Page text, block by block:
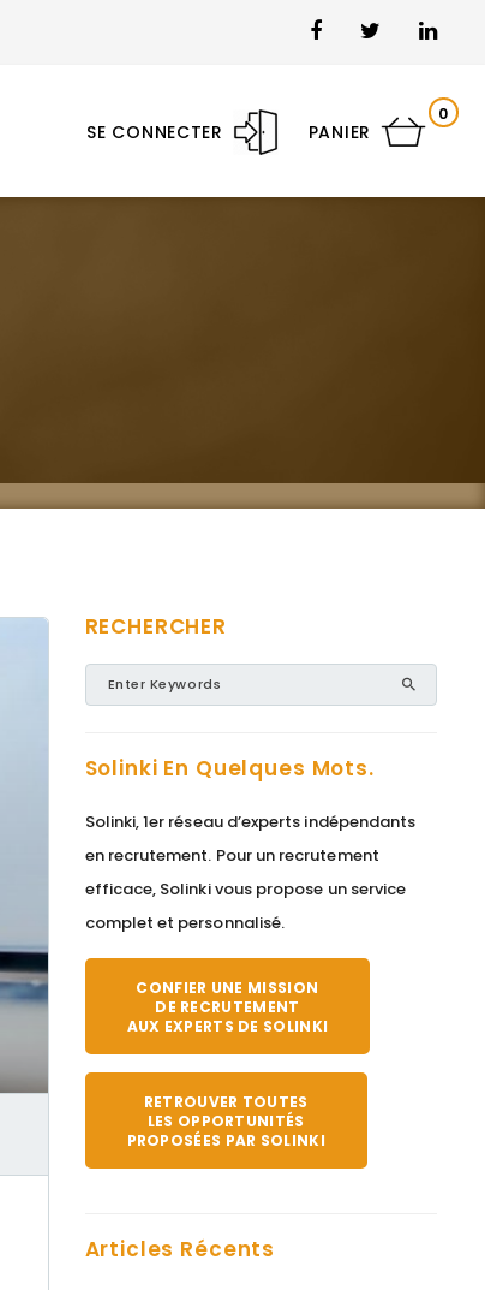
SE CONNECTER PANIER
0
RECHERCHER
Solinki En Quelques Mots.
Solinki, 1er réseau d’experts indépendants
en recrutement. Pour un recrutement
efficace, Solinki vous propose un service
complet et personnalisé.
CONFIER UNE MISSION
DE RECRUTEMENT
AUX EXPERTS DE SOLINKI
RETROUVER TOUTES
LES OPPORTUNITÉS
PROPOSÉES PAR SOLINKI
Articles Récents